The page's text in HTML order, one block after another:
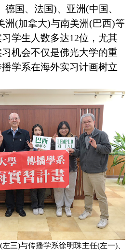
国、法国)、亚洲(中国、
洲(加拿大)与南美洲(巴西)等
学生人数多达12位，尤其
机会不仅是佛光大学的重
学系在海外实习计画树立
三)与传播学系徐明珠主任(左一)、